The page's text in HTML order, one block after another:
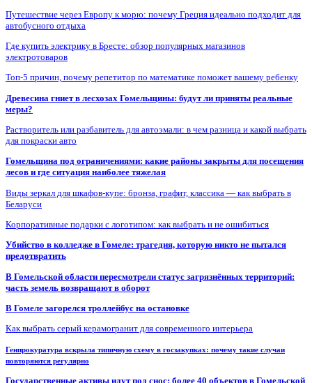
Путешествие через Европу к морю: почему Греция идеально подходит для
автобусного отдыха
Где купить электрику в Бресте: обзор популярных магазинов
электротоваров
Топ-5 причин, почему репетитор по математике поможет вашему ребенку
Древесина гниет в лесхозах Гомельщины: будут ли приняты реальные
меры?
Растворитель или разбавитель для автоэмали: в чем разница и какой выбрать
для покраски авто
Гомельщина под ограничениями: какие районы закрыты для посещения
лесов и где ситуация наиболее тяжелая
Виды зеркал для шкафов-купе: бронза, графит, классика — как выбрать в
Беларуси
Корпоративные подарки с логотипом: как выбрать и не ошибиться
Убийство в колледже в Гомеле: трагедия, которую никто не пытался
предотвратить
В Гомельской области пересмотрели статус загрязнённых территорий:
часть земель возвращают в оборот
В Гомеле загорелся троллейбус на остановке
Как выбрать серый керамогранит для современного интерьера
Генпрокуратура вскрыла типичную схему в госзакупках: почему такие случаи
повторяются регулярно
Государственные активы идут под снос: более 40 объектов в Гомельской